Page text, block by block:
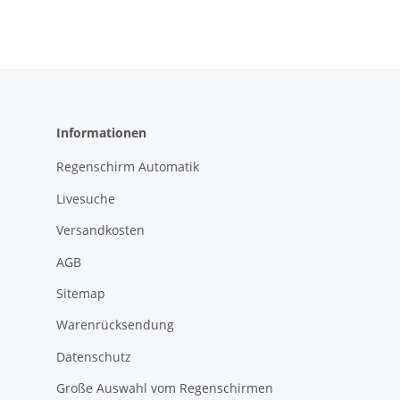
Informationen
Regenschirm Automatik
Livesuche
Versandkosten
AGB
Sitemap
Warenrücksendung
Datenschutz
Große Auswahl vom Regenschirmen